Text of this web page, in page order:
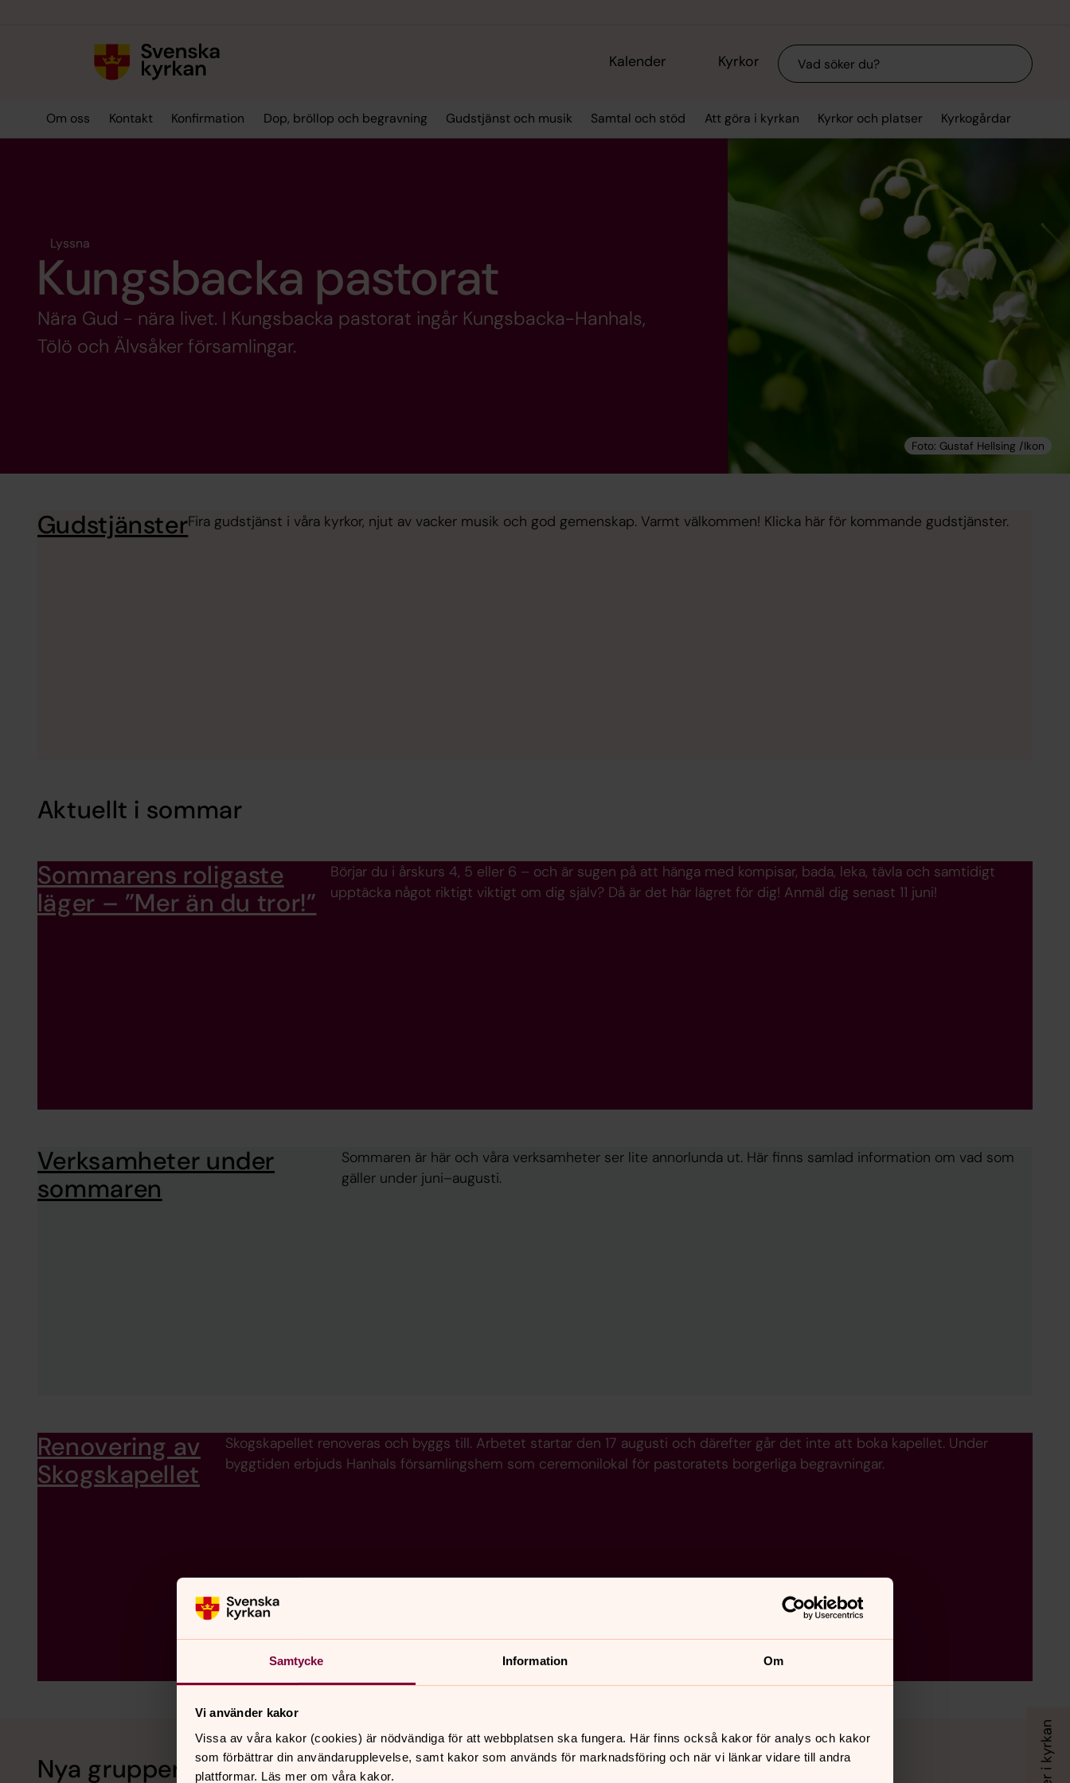
Samtycke Information Om
Vi använder kakor
Vissa av våra kakor (cookies) är nödvändiga för att webbplatsen ska fungera. Här finns också kakor för analys och kakor
som förbättrar din användarupplevelse, samt kakor som används för marknadsföring och när vi länkar vidare till andra
plattformar. Läs mer om våra kakor.
Kalender Kyrkor Sök
Om oss Kontakt Konfirmation Dop, bröllop och begravning Gudstjänst och musik Samtal och stöd Att göra i kyrkan Kyrkor och platser Kyrkogårdar
Lyssna
Kungsbacka pastorat
Nära Gud - nära livet. I Kungsbacka pastorat ingår Kungsbacka-Hanhals,
Tölö och Älvsåker församlingar.
GudstjänsterFira gudstjänst i våra kyrkor, njut av vacker musik och god gemenskap. Varmt välkommen! Klicka här för kommande gudstjänster.
Aktuellt i sommar
Sommarens roligaste
läger – ”Mer än du tror!”
Börjar du i årskurs 4, 5 eller 6 – och är sugen på att hänga med kompisar, bada, leka, tävla och samtidigt
upptäcka något riktigt viktigt om dig själv? Då är det här lägret för dig! Anmäl dig senast 11 juni!
Verksamheter under
sommaren
Sommaren är här och våra verksamheter ser lite annorlunda ut. Här finns samlad information om vad som
gäller under juni–augusti.
Renovering av
Skogskapellet
Skogskapellet renoveras och byggs till. Arbetet startar den 17 augusti och därefter går det inte att boka kapellet. Under
byggtiden erbjuds Hanhals församlingshem som ceremonilokal för pastoratets borgerliga begravningar.
Nya grupper till hösten